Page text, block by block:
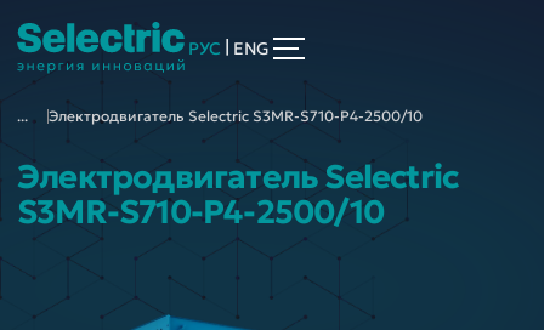
РУС ENG
... Электродвигатель Selectric S3MR-S710-P4-2500/10
Электродвигатель Selectric
S3MR-S710-P4-2500/10